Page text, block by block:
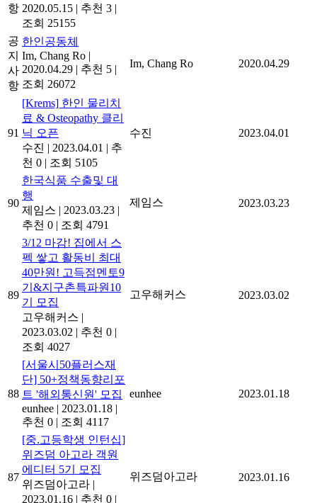
항 2020.05.15 | 추천 3 |
조회 25155
공
지
사
항
한인공동체
Im, Chang Ro |
2020.04.29 | 추천 5 |
조회 26072
Im, Chang Ro 2020.04.29
91
[Krems] 한인 물리치
료 & Osteopathy 클리
닉 오픈
수진 | 2023.04.01 | 추
천 0 | 조회 5105
수진 2023.04.01
90
한국식품 수출및 대
행
제임스 | 2023.03.23 |
추천 0 | 조회 4791
제임스 2023.03.23
89
3/12 마감! 집에서 스
펙 쌓고 활동비 최대
40만원! 고득점멘토9
기&지구촌특파원10
기 모집
고우해커스 |
2023.03.02 | 추천 0 |
조회 4027
고우해커스 2023.03.02
88
[서울시50플러스재
단] 50+정책동향리포
트 '해외통신원' 모집
eunhee | 2023.01.18 |
추천 0 | 조회 4117
eunhee 2023.01.18
87
[중.고등학생 인턴십]
위즈덤 아고라 객원
에디터 5기 모집
위즈덤아고라 |
2023.01.16 | 추천 0 |
위즈덤아고라 2023.01.16